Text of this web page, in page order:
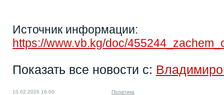
Источник информации:
https://www.vb.kg/doc/
Показать все новости с:
10.02.2026 16:00 Политика